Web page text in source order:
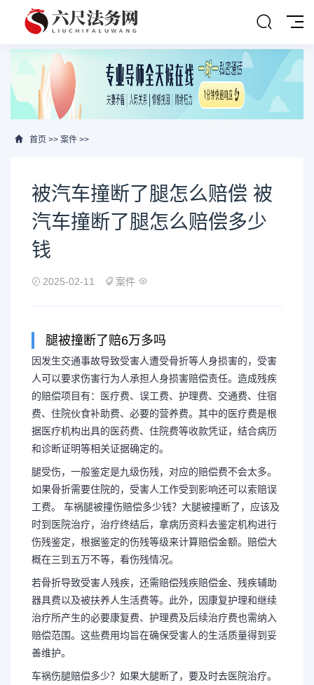
首页 >> 案件 >>
被汽车撞断了腿怎么赔偿 被
汽车撞断了腿怎么赔偿多少
钱
2025-02-11 案件
腿被撞断了赔6万多吗
因发生交通事故导致受害人遭受骨折等人身损害的，受害
人可以要求伤害行为人承担人身损害赔偿责任。造成残疾
的赔偿项目有：医疗费、误工费、护理费、交通费、住宿
费、住院伙食补助费、必要的营养费。其中的医疗费是根
据医疗机构出具的医药费、住院费等收款凭证，结合病历
和诊断证明等相关证据确定的。
腿受伤，一般鉴定是九级伤残，对应的赔偿费不会太多。
如果骨折需要住院的，受害人工作受到影响还可以索赔误
工费。 车祸腿被撞伤赔偿多少钱？大腿被撞断了，应该及
时到医院治疗，治疗终结后，拿病历资料去鉴定机构进行
伤残鉴定，根据鉴定的伤残等级来计算赔偿金额。赔偿大
概在三到五万不等，看伤残情况。
若骨折导致受害人残疾，还需赔偿残疾赔偿金、残疾辅助
器具费以及被扶养人生活费等。此外，因康复护理和继续
治疗所产生的必要康复费、护理费及后续治疗费也需纳入
赔偿范围。这些费用均旨在确保受害人的生活质量得到妥
善维护。
车祸伤腿赔偿多少？如果大腿断了，要及时去医院治疗。
被汽车撞断了腿怎么赔
腿怎么赔偿多
因发生交通事故导致受害人遭
害人可以要求伤害行为人承担人身
的赔偿项目有：医疗费、误工费、
费、住院伙食...